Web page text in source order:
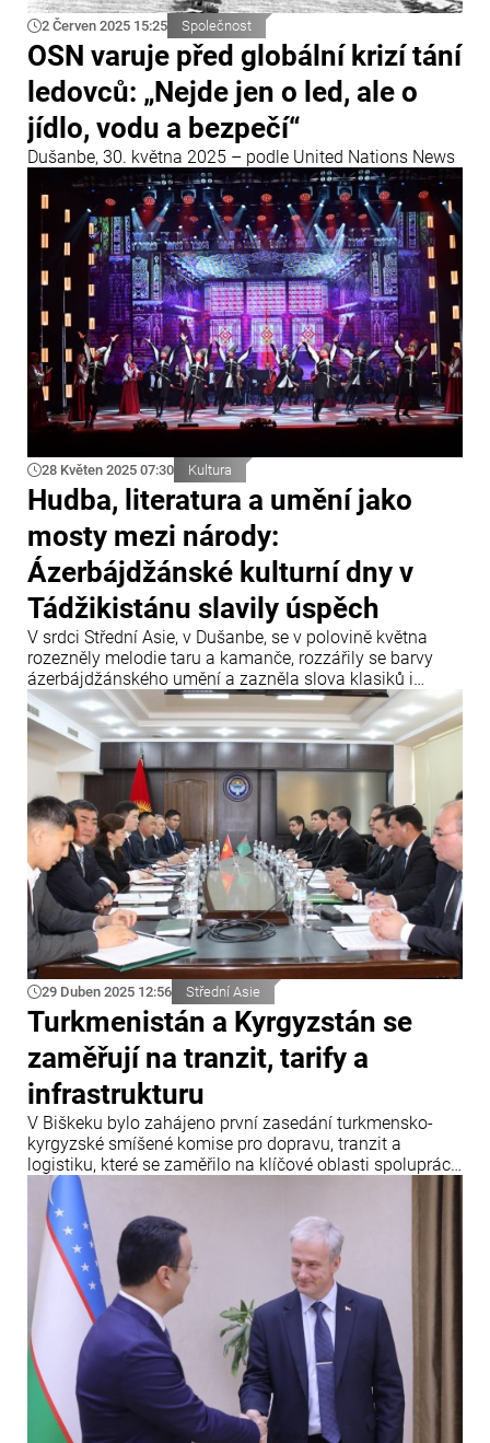
2 Červen 2025 15:25 Společnost
OSN varuje před globální krizí tání
ledovců: „Nejde jen o led, ale o
jídlo, vodu a bezpečí“
Dušanbe, 30. května 2025 – podle United Nations News
28 Květen 2025 07:30 Kultura
Hudba, literatura a umění jako
mosty mezi národy:
Ázerbájdžánské kulturní dny v
Tádžikistánu slavily úspěch
V srdci Střední Asie, v Dušanbe, se v polovině května
rozezněly melodie taru a kamanče, rozzářily se barvy
ázerbájdžánského umění a zazněla slova klasiků i
současných autorů.
29 Duben 2025 12:56 Střední Asie
Turkmenistán a Kyrgyzstán se
zaměřují na tranzit, tarify a
infrastrukturu
V Biškeku bylo zahájeno první zasedání turkmensko-
kyrgyzské smíšené komise pro dopravu, tranzit a
logistiku, které se zaměřilo na klíčové oblasti spolupráce
v oblasti dopravy a logistiky, jakož i na vzájemné tarifní
preference, uvádí Info Bridge s odkazem na Trend.